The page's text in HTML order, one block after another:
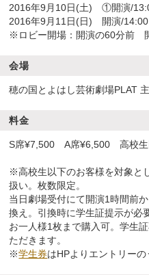
2016年9月10日(土) ①開演/
2016年9月11日(日) 開演/14:00
※ロビー開場：開演の60分前
会場
穂の国とよはし芸術劇場PLAT
料金
S席¥7,500 A席¥6,500 高校生
※高校生以下のお客様を対象と
扱い。枚数限定。
当日劇場受付にて開演1時間前
換え。引換時に学生証提示が必
お一人様1枚まで購入可。学生
ただきます。
※学生券はHPよりエントリーの